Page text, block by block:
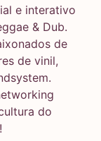
e interativo
& Dub.
de
de vinil,
do